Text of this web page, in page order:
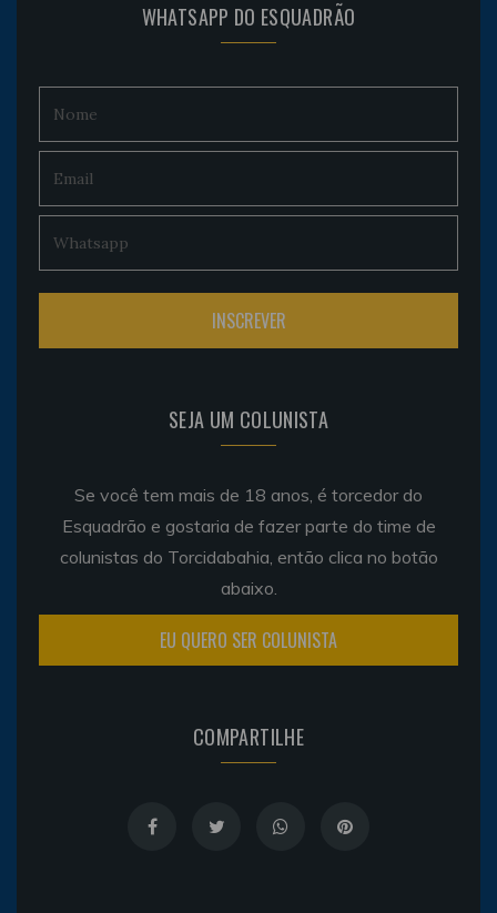
WHATSAPP DO ESQUADRÃO
SEJA UM COLUNISTA
Se você tem mais de 18 anos, é torcedor do
Esquadrão e gostaria de fazer parte do time de
colunistas do Torcidabahia, então clica no botão
abaixo.
EU QUERO SER COLUNISTA
COMPARTILHE